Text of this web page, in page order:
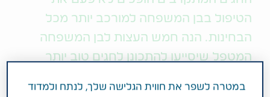
הטיפול בבן המשפחה למורכב יותר מכל
הבחינות. הנה חמש העצות לבן המשפחה
המטפל שיסייעו להתכונן לחגים טוב יותר
במטרה לשפר את חווית הגלישה שלך, לנתח ולמדוד